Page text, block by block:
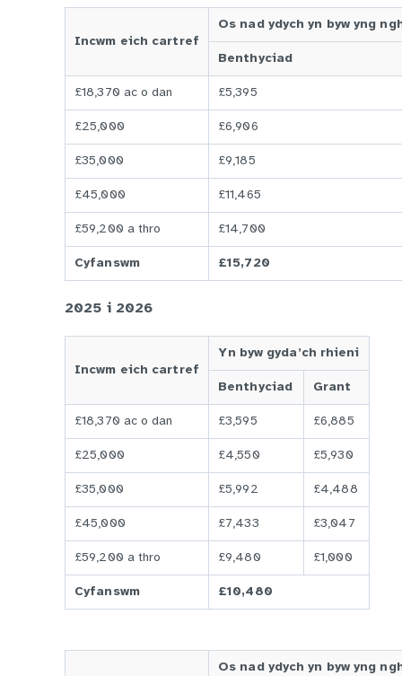
Incwm eich cartref
Os nad ydych yn byw yng
Benthyciad
£18,370 ac o dan £5,395
£25,000 £6,906
£35,000 £9,185
£45,000 £11,465
£59,200 a thro £14,700
Cyfanswm £15,720
2025 i 2026
Incwm eich cartref
Yn byw gyda’ch rhieni
Benthyciad Grant
£18,370 ac o dan £3,595 £6,885
£25,000 £4,550 £5,930
£35,000 £5,992 £4,488
£45,000 £7,433 £3,047
£59,200 a thro £9,480 £1,000
Cyfanswm £10,480
Os nad ydych yn byw yng